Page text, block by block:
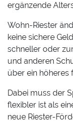
ergänzende
Wohn-Riester
keine sichere
schneller oder
und anderen
über ein höheres
Dabei muss der
flexibler ist als
neue Riester-